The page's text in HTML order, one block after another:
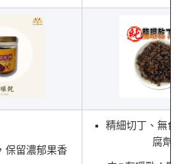
保留濃郁果香
精細切丁、無色
腐劑！